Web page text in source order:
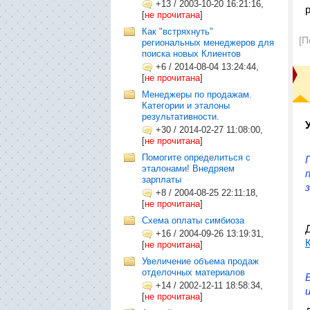
+13 / 2003-10-20 16:21:16,
[не прочитана]
Как "встряхнуть"
региональных менеджеров для
поиска новых Клиентов
+6 / 2014-08-04 13:24:44,
[не прочитана]
Менеджеры по продажам.
Категории и эталоны
результативности.
+30 / 2014-02-27 11:08:00,
[не прочитана]
Помогите определиться с
эталонами! Внедряем
зарплаты
+8 / 2004-08-25 22:11:18,
[не прочитана]
Схема оплаты симбиоза
+16 / 2004-09-26 13:19:31,
[не прочитана]
Увеличение объема продаж
отделочных материалов
+14 / 2002-12-11 18:58:34,
[не прочитана]